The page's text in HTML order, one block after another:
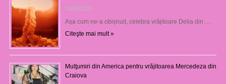
10/08/2026
Așa cum ne-a obișnuit, celebra vrăjitoare Delia din …
Citeşte mai mult »
Mulţumiri din America pentru vrăjitoarea Mercedeza din
Craiova